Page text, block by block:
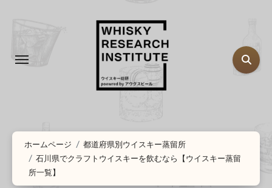
ホームページ
都道府県別ウイスキー蒸留所
石川県でクラフトウイスキーを飲むなら【ウイスキー蒸留
所一覧】